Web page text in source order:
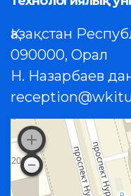
Қазақстан
090000, Орал
Н. Назарбаев